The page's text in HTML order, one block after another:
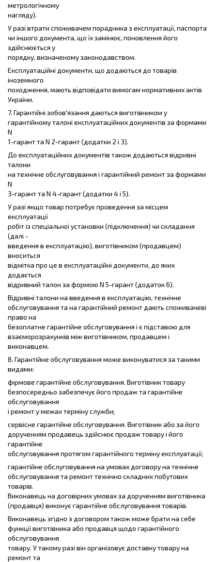
метрологічному
нагляду).
У разі втрати споживачем порадника з експлуатації, паспорта
чи іншого документа, що їх замінює, поновлення його
здійснюється у
порядку, визначеному законодавством.
Експлуатаційні документи, що додаються до товарів
іноземного
походження, мають відповідати вимогам нормативних актів
України.
7. Гарантійні зобов'язання даються виготівником у
гарантійному талоні експлуатаційних документів за формами
N
1-гарант та N 2-гарант (додатки 2 і 3).
До експлуатаційних документів також додаються відривні
талони
на технічне обслуговування і гарантійний ремонт за формами
N
3-гарант та N 4-гарант (додатки 4 і 5).
У разі якщо товар потребує проведення за місцем
експлуатації
робіт із спеціальної установки (підключення) чи складання
(далі -
введення в експлуатацію), виготівником (продавцем)
вноситься
відмітка про це в експлуатаційні документи, до яких
додається
відривний талон за формою N 5-гарант (додаток 6).
Відривні талони на введення в експлуатацію, технічне
обслуговування та на гарантійний ремонт дають споживачеві
право на
безоплатне гарантійне обслуговування і є підставою для
взаєморозрахунків між виготівником, продавцем і
виконавцем.
8. Гарантійне обслуговування може виконуватися за такими
видами:
фірмове гарантійне обслуговування. Виготівник товару
безпосередньо забезпечує його продаж та гарантійне
обслуговування
і ремонт у межах терміну служби;
сервісне гарантійне обслуговування. Виготівник або за його
дорученням продавець здійснює продаж товару і його
гарантійне
обслуговування протягом гарантійного терміну експлуатації;
гарантійне обслуговування на умовах договору на технічне
обслуговування та ремонт технічно складних побутових
товарів.
Виконавець на договірних умовах за дорученням виготівника
(продавця) виконує гарантійне обслуговування товарів.
Виконавець згідно з договором також може брати на себе
функції виготівника або продавця щодо гарантійного
обслуговування
товару. У такому разі він організовує доставку товару на
ремонт та